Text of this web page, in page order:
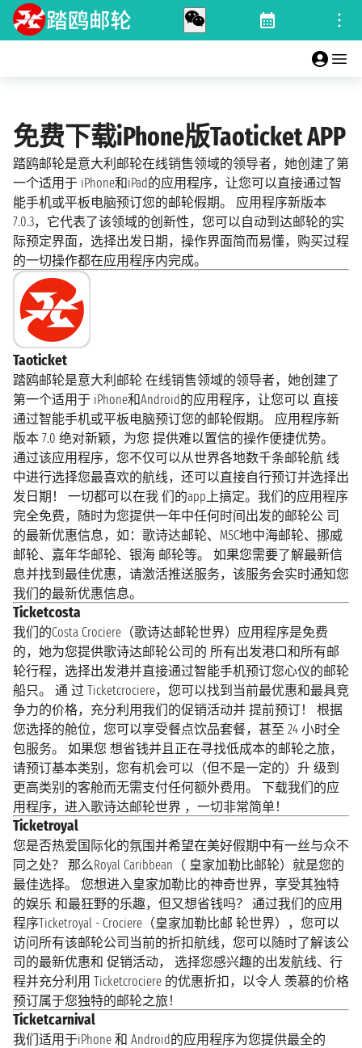
免费下载iPhone版Taoticket APP
踏鸥邮轮是意大利邮轮在线销售领域的领导者，她创建了第
一个适用于 iPhone和iPad的应用程序，让您可以直接通过智
能手机或平板电脑预订您的邮轮假期。 应用程序新版本
7.0.3，它代表了该领域的创新性，您可以自动到达邮轮的实
际预定界面，选择出发日期，操作界面简而易懂，购买过程
的一切操作都在应用程序内完成。
Taoticket
踏鸥邮轮是意大利邮轮 在线销售领域的领导者，她创建了
第一个适用于 iPhone和Android的应用程序，让您可以 直接
通过智能手机或平板电脑预订您的邮轮假期。 应用程序新
版本 7.0 绝对新颖，为您 提供难以置信的操作便捷优势。
通过该应用程序，您不仅可以从世界各地数千条邮轮航 线
中进行选择您最喜欢的航线，还可以直接自行预订并选择出
发日期！ 一切都可以在我 们的app上搞定。我们的应用程序
完全免费，随时为您提供一年中任何时间出发的邮轮公 司
的最新优惠信息，如：歌诗达邮轮、MSC地中海邮轮、挪威
邮轮、嘉年华邮轮、银海 邮轮等。 如果您需要了解最新信
息并找到最佳优惠，请激活推送服务，该服务会实时通​​ 知您
我们的最新优惠信息。
Ticketcosta
我们的Costa Crociere（歌诗达邮轮世界）应用程序是免费
的，她为您提供歌诗达邮轮公司的 所有出发港口和所有邮
轮行程，选择出发港并直接通过智能手机预订您心仪的邮轮
船只。 通 过 Ticketcrociere，您可以找到当前最优惠和最具竞
争力的价格，充分利用我们的促销活动并 提前预订！ 根据
您选择的舱位，您可以享受餐点饮品套餐，甚至 24 小时全
包服务。 如果您 想省钱并且正在寻找低成本的邮轮之旅，
请预订基本类别，您有机会可以（但不是一定的）升 级到
更高类别的客舱而无需支付任何额外费用。 下载我们的应
用程序，进入歌诗达邮轮世界 ，一切非常简单！
Ticketroyal
您是否热爱国际化的氛围并希望在美好假期中有一丝与众不
同之处？ 那么Royal Caribbean（ 皇家加勒比邮轮）就是您的
最佳选择。 您想进入皇家加勒比的神奇世界，享受其独特
的娱乐 和最狂野的乐趣，但又想省钱吗？ 通过我们的应用
程序Ticketroyal - Crociere（皇家加勒比邮 轮世界），您可以
访问所有该邮轮公司当前的折扣航线，您可以随时了解该公
司的最新优惠和 促销活动， 选择您感兴趣的出发航线、行
程并充分利用 Ticketcrociere 的优惠折扣，以令人 羡慕的价格
预订属于您独特的邮轮之旅！
Ticketcarnival
我们适用于iPhone 和 Android的应用程序为您提供最全的